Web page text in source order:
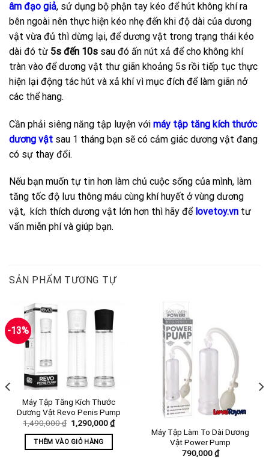
âm đạo giả, sử dụng bộ phận tay kéo để hút không khí ra
bên ngoài nên thực hiện kéo nhẹ đến khi độ dài của dương
vật vừa đủ thì dừng lại, để dương vật trong trạng thái kéo
dài đó từ 5s đến 10s sau đó ấn nút xả để cho không khí
tràn vào để dương vật thư giãn khoảng 5s rồi tiếp tục thực
hiện lại động tác hút và xả khí vì mục đích để làm giãn nở
các thể hang.
Cần phải siêng năng tập luyện với máy tập tăng kích thước
dương vật sau 1 tháng bạn sẽ có cảm giác dương vật đang
có sự thay đổi.
Nếu bạn muốn tự tin hơn làm chủ cuộc sống của mình, làm
tăng tốc độ lưu thông máu cùng khí huyết ở vùng dương
vật, kích thích dương vật lớn hơn thì hãy để lovetoy.vn tư
vấn miễn phí và giúp bạn.
SẢN PHẨM TƯƠNG TỰ
-13%
Máy Tập Tăng Kích Thước
Dương Vật Revo Penis Pump
1,490,000₫ Giá
gốc
là:
1,490,000 ₫.
1,290,000₫Giá
hiện
THÊM VÀO GIỎ HÀNG
Máy Tập Làm To Dài Dương
Vật Power Pump
790,000₫